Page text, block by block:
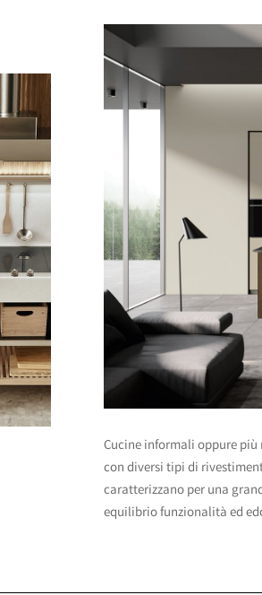
Cucineinformalioppure più
con diversi tipi di
caratterizzano per una
equilibrio funzionalità ed